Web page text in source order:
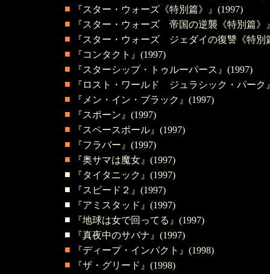
■
『スター・ウォーズ《特別篇》』(1997)
■
『スター・ウォーズ 帝国の逆襲《特別篇》
■
『スター・ウォーズ ジェダイの復讐《特別
■
『コンタクト』(1997)
■
『スターシップ・トゥルーパース』(1997)
■
『ロスト・ワールド ジュラシック・パーク
■
『メン・イン・ブラック』(1997)
■
『スポーン』(1997)
■
『スペースボール』(1997)
■
『フラバー』(1997)
■
『奥サマは魔女』(1997)
■
『タイタニック』(1997)
■
『スピード２』(1997)
■
『アミスタッド』(1997)
■
『地球は女で回ってる 』(1997)
■
『真夜中のサバナ 』(1997)
■
『ディープ・インパクト』(1998)
■
『ザ・グリード』(1998)